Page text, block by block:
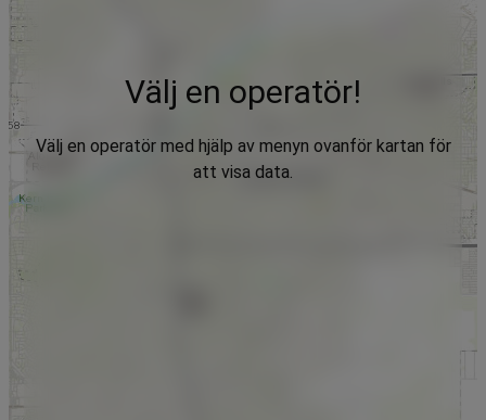
Välj en operatör!
Välj en operatör med hjälp av menyn ovanför kartan för
att visa data.